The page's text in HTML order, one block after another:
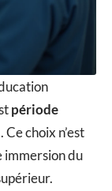
période
. Ce choix n’est
immersion du